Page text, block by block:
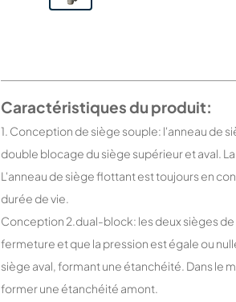
Caractéristiques du produit:
1. Conception de siège souple: l'anneau de
double blocage du siège supérieur et aval.
L'anneau de siège flottant est toujours en
durée de vie.
Conception 2.dual-block: les deux sièges
fermeture et que la pression est égale ou
siège aval, formant une étanchéité. Dans le
former une étanchéité amont.